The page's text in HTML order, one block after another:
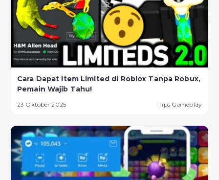
Cara Dapat Item Limited di Roblox Tanpa Robux,
Pemain Wajib Tahu!
23 Oktober 2025 Tips Gameplay